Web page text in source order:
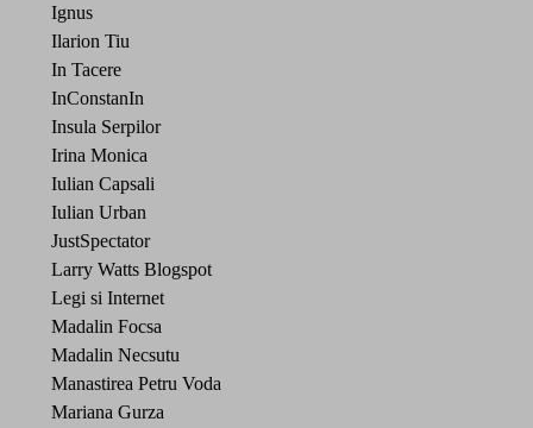
Ignus
Ilarion Tiu
In Tacere
InConstanIn
Insula Serpilor
Irina Monica
Iulian Capsali
Iulian Urban
JustSpectator
Larry Watts Blogspot
Legi si Internet
Madalin Focsa
Madalin Necsutu
Manastirea Petru Voda
Mariana Gurza